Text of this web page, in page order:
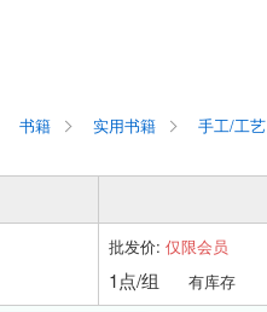
书籍 实用书籍
手工/工艺
批发价: 仅限会员
1点/组 有库存